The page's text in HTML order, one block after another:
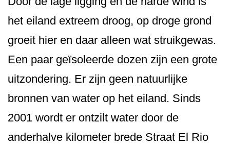
het eiland extreem droog, op droge grond
groeit hier en daar alleen wat struikgewas.
Een paar geïsoleerde dozen zijn een grote
uitzondering. Er zijn geen natuurlijke
bronnen van water op het eiland. Sinds
2001 wordt er ontzilt water door de
anderhalve kilometer brede Straat El Rio